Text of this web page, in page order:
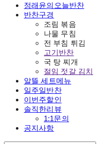
정래윤의오늘반찬
반찬구경
조림 볶음
나물 무침
전 부침 튀김
고기반찬
국 탕 찌개
절임 젓갈 김치
알뜰 세트메뉴
일주일반찬
이번주할인
솔직한리뷰
1:1문의
공지사항